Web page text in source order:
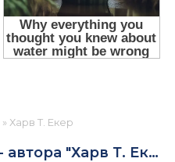
» Харв Т. Екер
Книги українською - автора "Харв Т. Екер"